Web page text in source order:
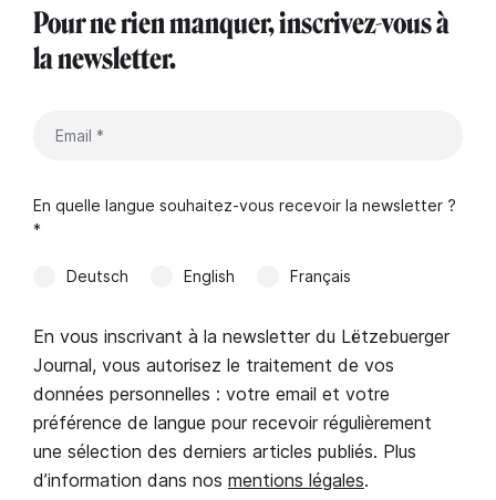
Pour ne rien manquer, inscrivez-vous à
la newsletter.
En quelle langue souhaitez-vous recevoir la newsletter ?
*
Deutsch English Français
En vous inscrivant à la newsletter du Lëtzebuerger
Journal, vous autorisez le traitement de vos
données personnelles : votre email et votre
préférence de langue pour recevoir régulièrement
une sélection des derniers articles publiés. Plus
d’information dans nos mentions légales.